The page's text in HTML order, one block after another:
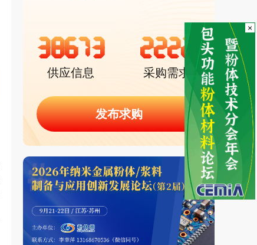
38673
供应信息
2222
采购需求
发布求购
×